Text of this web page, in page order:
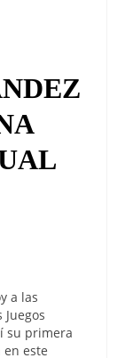
a las
su primera
este